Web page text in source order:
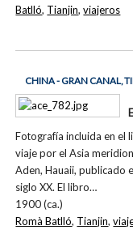
Batlló, Tianjin,viajeros
CHINA - GRAN CANAL,
Fotografía incluida en el
viaje por el Asia
Aden, Hauaii, publicado
siglo XX. El libro…
1900 (ca.)
Romà Batlló, Tianjin,